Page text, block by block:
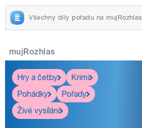
Všechny díly pořadu na mujRozhlas
mujRozhlas
Hry a četby
Krimi
Pohádky
Pořady
Živé vysílání